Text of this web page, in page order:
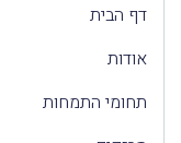
דף הבית
אודות
תחומי התמחות